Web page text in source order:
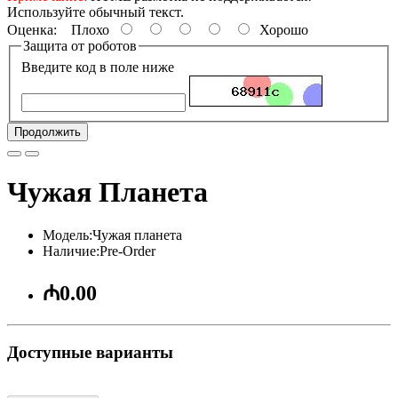
Используйте обычный текст.
Оценка: Плохо
Хорошо
Защита от роботов
Введите код в поле ниже
Продолжить
Чужая Планета
Модель:Чужая планета
Наличие:Pre-Order
₼0.00
Доступные варианты